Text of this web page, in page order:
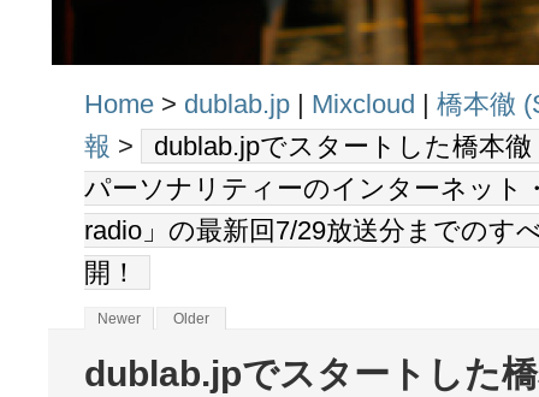
Home > dublab.jp | Mixcloud | 橋本徹
報 >
dublab.jpでスタートした橋本
パーソナリティーのインターネット
radio」の最新回7/29放送分までのす
開！
Newer Older
dublab.jpでスタートした